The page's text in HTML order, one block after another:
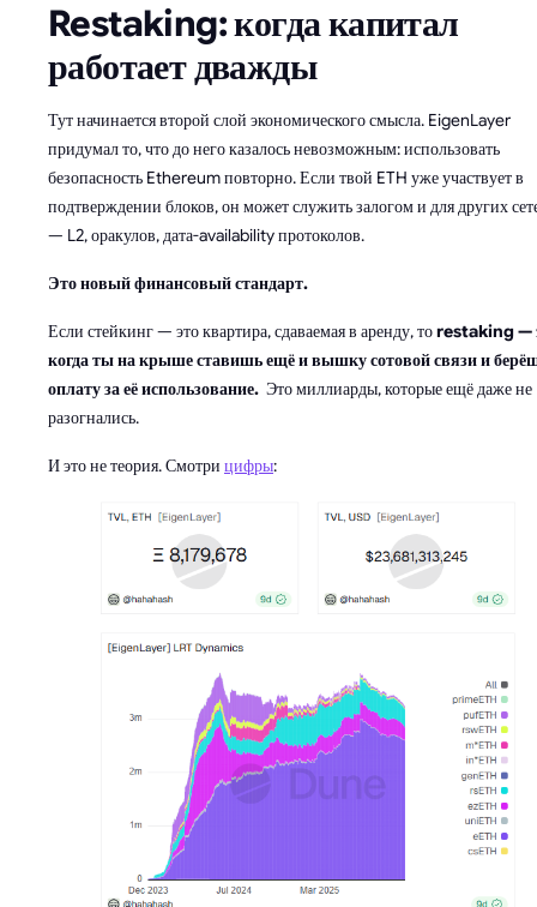
Restaking: когда капитал
работает дважды
Тут начинается второй слой экономического смысла. EigenLayer
придумал то, что до него казалось невозможным: использовать
безопасность Ethereum повторно. Если твой ETH уже участвует в
подтверждении блоков, он может служить залогом и для других
— L2, оракулов, дата-availability протоколов.
Это новый финансовый стандарт.
Если стейкинг — это квартира, сдаваемая в аренду, тоrestaking —
когда ты на крыше ставишь ещё и вышку сотовой связи и
оплату за её использование. Это миллиарды, которые ещё даже не
разогнались.
И это не теория. Смотри цифры: